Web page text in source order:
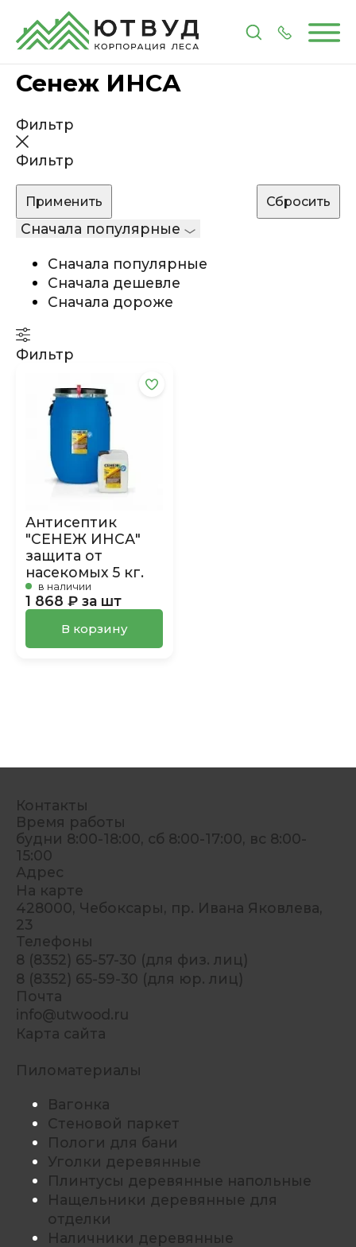
ГлавнаяКаталогЛакокрасочные материалы
Сенеж ИНСА
Фильтр
Фильтр
Сначала популярные
Сначала популярные
Сначала дешевле
Сначала дороже
Фильтр
Антисептик
"СЕНЕЖ ИНСА"
защита от
насекомых 5 кг.
в наличии
1 868 ₽ за шт
В корзину
Контакты
Время работы
будни 8:00-18:00, сб 8:00-17:00, вс 8:00-
15:00
Адрес
На карте
428000, Чебоксары, пр. Ивана Яковлева,
23
Телефоны
8 (8352) 65-57-30 (для физ. лиц)
8 (8352) 65-59-30 (для юр. лиц)
Почта
info@utwood.ru
Карта сайта
Пиломатериалы
Вагонка
Стеновой паркет
Пологи для бани
Уголки деревянные
Плинтусы деревянные напольные
Нащельники деревянные для
отделки
Наличники деревянные